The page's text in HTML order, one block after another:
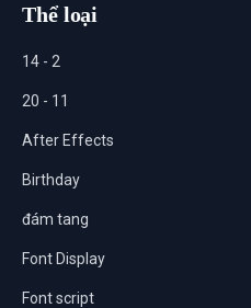
Thể loại
14 - 2
20 - 11
After Effects
Birthday
đám tang
Font Display
Font script